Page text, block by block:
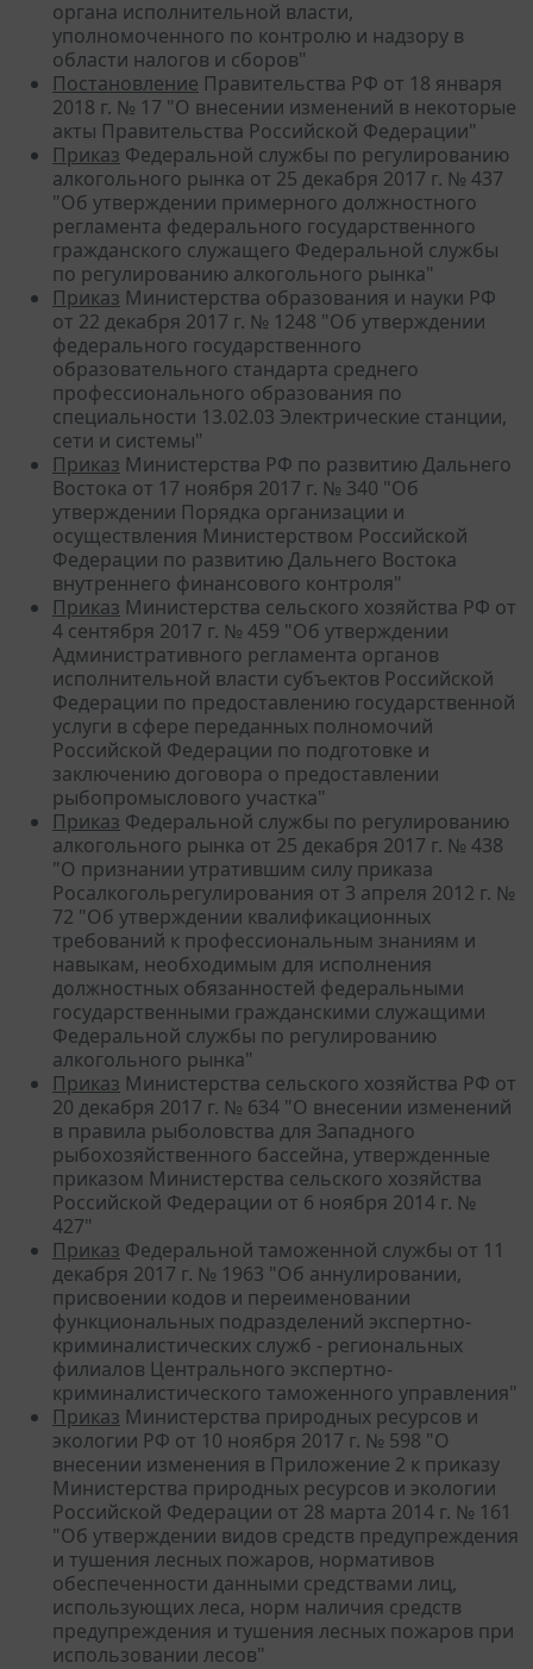
органа исполнительной власти,
уполномоченного по контролю и надзору в
области налогов и сборов"
Постановление Правительства РФ от 18 января
2018 г. № 17 "О внесении изменений в некоторые
акты Правительства Российской Федерации"
Приказ Федеральной службы по регулированию
алкогольного рынка от 25 декабря 2017 г. № 437
"Об утверждении примерного должностного
регламента федерального государственного
гражданского служащего Федеральной службы
по регулированию алкогольного рынка"
Приказ Министерства образования и науки РФ
от 22 декабря 2017 г. № 1248 "Об утверждении
федерального государственного
образовательного стандарта среднего
профессионального образования по
специальности 13.02.03 Электрические станции,
сети и системы"
Приказ Министерства РФ по развитию Дальнего
Востока от 17 ноября 2017 г. № 340 "Об
утверждении Порядка организации и
осуществления Министерством Российской
Федерации по развитию Дальнего Востока
внутреннего финансового контроля"
Приказ Министерства сельского хозяйства РФ от
4 сентября 2017 г. № 459 "Об утверждении
Административного регламента органов
исполнительной власти субъектов Российской
Федерации по предоставлению государственной
услуги в сфере переданных полномочий
Российской Федерации по подготовке и
заключению договора о предоставлении
рыбопромыслового участка"
Приказ Федеральной службы по регулированию
алкогольного рынка от 25 декабря 2017 г. № 438
"О признании утратившим силу приказа
Росалкогольрегулирования от 3 апреля 2012 г. №
72 "Об утверждении квалификационных
требований к профессиональным знаниям и
навыкам, необходимым для исполнения
должностных обязанностей федеральными
государственными гражданскими служащими
Федеральной службы по регулированию
алкогольного рынка"
Приказ Министерства сельского хозяйства РФ от
20 декабря 2017 г. № 634 "О внесении изменений
в правила рыболовства для Западного
рыбохозяйственного бассейна, утвержденные
приказом Министерства сельского хозяйства
Российской Федерации от 6 ноября 2014 г. №
427"
Приказ Федеральной таможенной службы от 11
декабря 2017 г. № 1963 "Об аннулировании,
присвоении кодов и переименовании
функциональных подразделений экспертно-
криминалистических служб - региональных
филиалов Центрального экспертно-
криминалистического таможенного управления"
Приказ Министерства природных ресурсов и
экологии РФ от 10 ноября 2017 г. № 598 "О
внесении изменения в Приложение 2 к приказу
Министерства природных ресурсов и экологии
Российской Федерации от 28 марта 2014 г. № 161
"Об утверждении видов средств предупреждения
и тушения лесных пожаров, нормативов
обеспеченности данными средствами лиц,
использующих леса, норм наличия средств
предупреждения и тушения лесных пожаров при
использовании лесов"